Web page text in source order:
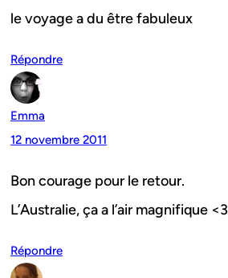
le voyage a du être fabuleux
Répondre
Emma
12 novembre 2011
Bon courage pour le retour.
L’Australie, ça a l’air magnifique <3
Répondre